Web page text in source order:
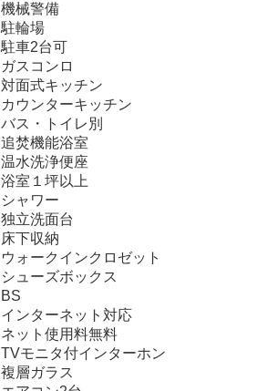
機械警備
駐輪場
駐車2台可
ガスコンロ
対面式キッチン
カウンターキッチン
バス・トイレ別
追焚機能浴室
温水洗浄便座
浴室１坪以上
シャワー
独立洗面台
床下収納
ウォークインクロゼット
シューズボックス
BS
インターネット対応
ネット使用料無料
TVモニタ付インターホン
複層ガラス